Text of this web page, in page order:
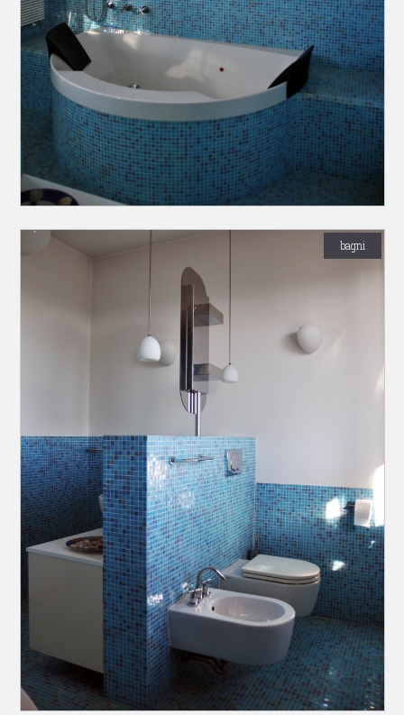
bagni